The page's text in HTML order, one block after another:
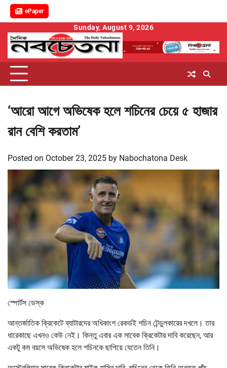
ePaper
content
Sunday, August 9, 2026
‘আরো আগে অভিষেক হলে শচিনের চেয়ে ৫ হাজার
রান বেশি করতাম’
Posted on October 23, 2025 by Nabochatona Desk
স্পোর্টস ডেস্ক
আন্তর্জাতিক ক্রিকেটে ব্যাটারদের অধিকাংশ রেকর্ডই শচিন টেন্ডুলকারের দখলে। তার
ধারেকাছে এখনও কেউ নেই। কিন্তু এবার এক সাবেক ক্রিকেটার দাবি করেছেন, আর
একটু কম বয়সে অভিষেক হলে শচিনকে ছাপিয়ে যেতেন তিনি।